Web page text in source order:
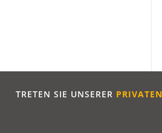
TRETEN SIE UNSERER PRIVATEN